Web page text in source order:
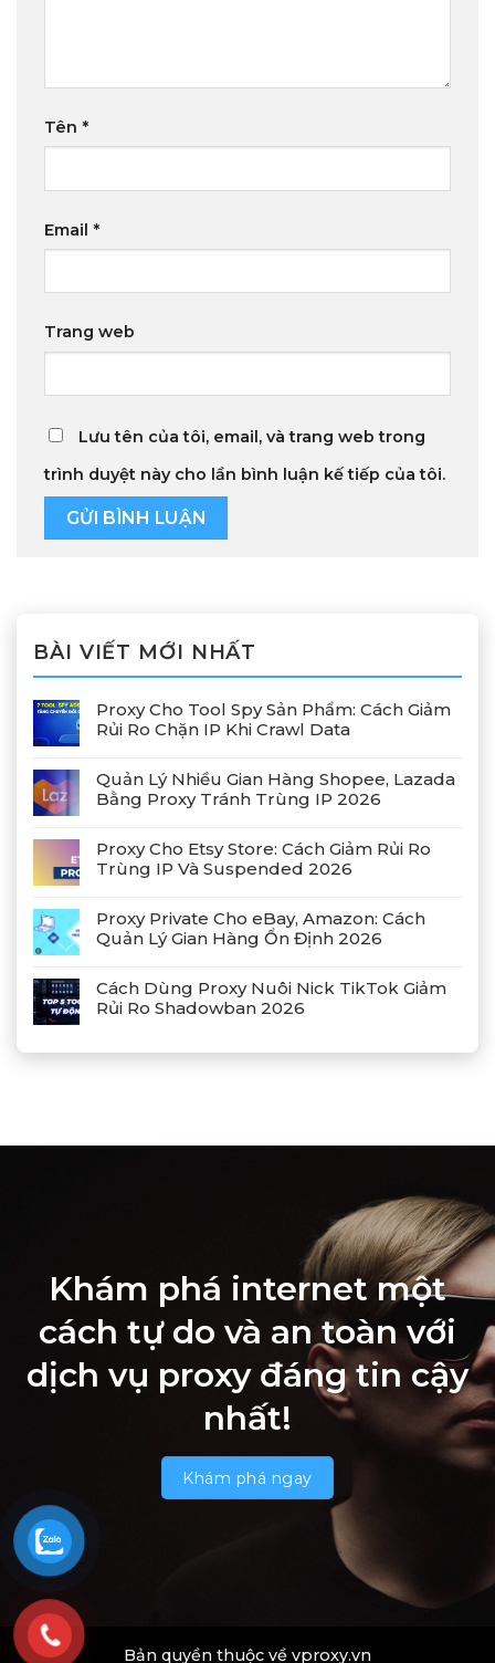
Tên *
Email *
Trang web
Lưu tên của tôi, email, và trang web trong
trình duyệt này cho lần bình luận kế tiếp của tôi.
BÀI VIẾT MỚI NHẤT
Proxy Cho Tool Spy Sản Phẩm: Cách Giảm
Rủi Ro Chặn IP Khi Crawl Data
Quản Lý Nhiều Gian Hàng Shopee, Lazada
Bằng Proxy Tránh Trùng IP 2026
Proxy Cho Etsy Store: Cách Giảm Rủi Ro
Trùng IP Và Suspended 2026
Proxy Private Cho eBay, Amazon: Cách
Quản Lý Gian Hàng Ổn Định 2026
Cách Dùng Proxy Nuôi Nick TikTok Giảm
Rủi Ro Shadowban 2026
Khám phá internet một
cách tự do và an toàn với
dịch vụ proxy đáng tin cậy
nhất!
Khám phá ngay
Bản quyền thuộc về vproxy.vn